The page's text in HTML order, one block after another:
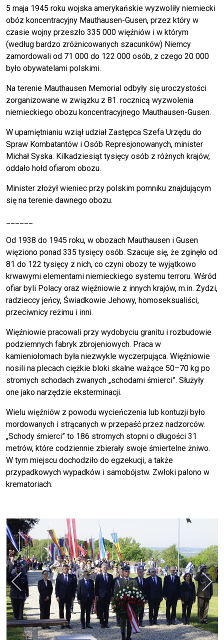
5 maja 1945 roku wojska amerykańskie wyzwoliły niemiecki
obóz koncentracyjny Mauthausen-Gusen, przez który w
czasie wojny przeszło 335 000 więźniów i w którym
(według bardzo zróżnicowanych szacunków) Niemcy
zamordowali od 71 000 do 122 000 osób, z czego 20 000
było obywatelami polskimi.
Na terenie Mauthausen Memorial odbyły się uroczystości
zorganizowane w związku z 81. rocznicą wyzwolenia
niemieckiego obozu koncentracyjnego Mauthausen-Gusen.
W upamiętnianiu wziął udział Zastępca Szefa Urzędu do
Spraw Kombatantów i Osób Represjonowanych, minister
Michał Syska. Kilkadziesiąt tysięcy osób z różnych krajów,
oddało hołd ofiarom obozu.
Minister złożył wieniec przy polskim pomniku znajdującym
się na terenie dawnego obozu.
Od 1938 do 1945 roku, w obozach Mauthausen i Gusen
więziono ponad 335 tysięcy osób. Szacuje się, że zginęło od
81 do 122 tysięcy z nich, co czyni obozy te wyjątkowo
krwawymi elementami niemieckiego systemu terroru. Wśród
ofiar byli Polacy oraz więźniowie z innych krajów, m.in. Żydzi,
radzieccy jeńcy, Świadkowie Jehowy, homoseksualiści,
przeciwnicy reżimu i inni.
Więźniowie pracowali przy wydobyciu granitu i rozbudowie
podziemnych fabryk zbrojeniowych. Praca w
kamieniołomach była niezwykle wyczerpująca. Więźniowie
nosili na plecach ciężkie bloki skalne ważące 50–70 kg po
stromych schodach zwanych „schodami śmierci”. Służyły
one jako narzędzie eksterminacji.
Wielu więźniów z powodu wycieńczenia lub kontuzji było
mordowanych i strącanych w przepaść przez nadzorców.
„Schody śmierci” to 186 stromych stopni o długości 31
metrów, które codziennie zbierały swoje śmiertelne żniwo.
W tym miejscu dochodziło do egzekucji, a także
przypadkowych wypadków i samobójstw. Zwłoki palono w
krematoriach.